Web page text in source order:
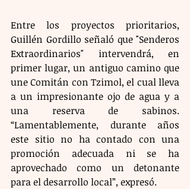
Entre los proyectos prioritarios,
Guillén Gordillo señaló que "Senderos
Extraordinarios" intervendrá, en
primer lugar, un antiguo camino que
une Comitán con Tzimol, el cual lleva
a un impresionante ojo de agua y a
una reserva de sabinos.
“Lamentablemente, durante años
este sitio no ha contado con una
promoción adecuada ni se ha
aprovechado como un detonante
para el desarrollo local”, expresó.